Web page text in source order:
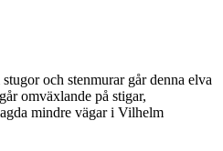
och stenmurar går denna elva
omväxlande på stigar,
mindre vägar i Vilhelm